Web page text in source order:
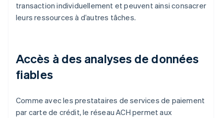
transaction individuellement et peuvent ainsi consacrer
leurs ressources à d’autres tâches.
Accès à des analyses de données
fiables
Comme avec les prestataires de services de paiement
par carte de crédit, le réseau ACH permet aux